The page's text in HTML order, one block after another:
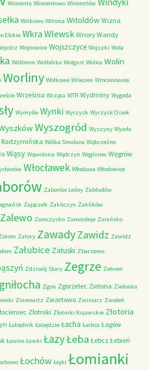
Wincenta Wincentowo Wincentów
Witkowo Witnica Witoldów Wizna
Ełckie Wkra Wlewsk Wnory Wandy
Wojnowice Wojszczyce Wojszki Wola
Wolbrom Wolbórka Wolgast Wolica Wolin
Worliny Wołkowe Wriezen Wrocimowice
Września Wrząca WTR Wydminy Wygoda
Wymyśle Wynki Wyrzysk Wyrzysk Osiek
Wyszogród Wyszyny Wywła
Radzymińska Wólka Smolana Wąbrzeźno
Wąsy Wąwolnica Wędrzyn Węgliniec Węgrów
Włocławek Włodawa Włodowice
Zaborów Leśny Zabłudów
Zajączek Zakliczyn Zaklików
Zalewo Zamczysko Zamordeje Zarańsko
Zatory ZawadyZawidz Zawidz
Załubice Załuski Zbarzewo
Zdziwój Stary Zegrze Zehren
Zgon Zgorzelec Zielona Zielonka
Zinnowitz Zwartowo Zwiniarz Zwoleń
Złotniki Złotniki Kujawskie Złotoria
Łabędnik Łabędzie Łacha Łachca Łagów
Ławice Ławki ŁazyŁeba Łebcz Łebień
Łochów Łojki Łomianki